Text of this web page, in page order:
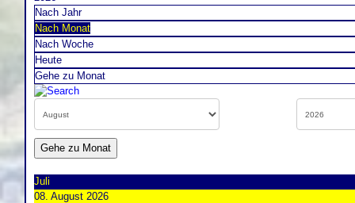
Nach Jahr
Nach Monat
Nach Woche
Heute
Gehe zu Monat
Gehe zu Monat
Juli
08. August 2026